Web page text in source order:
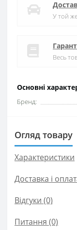
Основні
Бренд:
У той
Весь
Огляд товару
Характеристики
Доставка і
Відгуки (0)
Питання (0)